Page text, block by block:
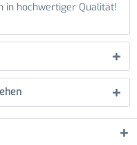
in hochwertiger Qualität!